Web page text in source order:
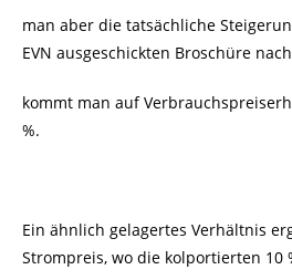
man aber die tatsächliche
EVN ausgeschickten Broschüre
kommt man auf
%.
Ein ähnlich gelagertes Verhältnis
Strompreis, wo die kolportierten 10